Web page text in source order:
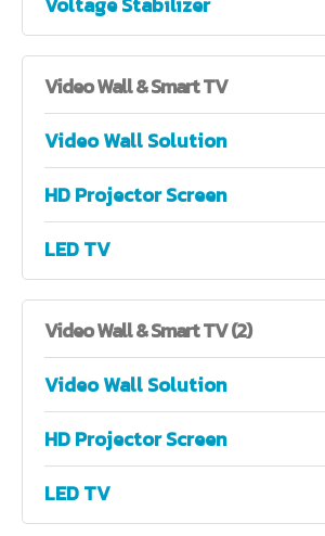
VideoWall & Smart TV
Video Wall Solution
HD Projector Screen
LED TV
VideoWall & Smart TV (2)
Video Wall Solution
HD Projector Screen
LED TV